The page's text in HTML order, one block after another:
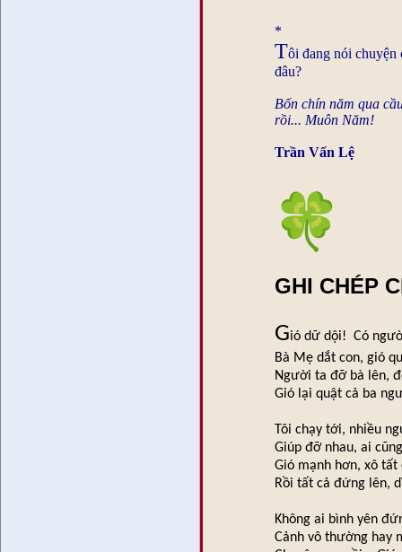
*
Tôi đang nói chuyện
đâu?
Bốn chín năm qua
rồi... Muôn Năm!
Trần Vấn Lệ
GHI CHÉP
Gió dữ dội! Có
Bà Mẹ dắt con, gió
Người ta đỡ bà lên,
Gió lại quật cả ba
Tôi chạy tới, nhiều
Giúp đỡ nhau, ai
Gió mạnh hơn, xô tất
Rồi tất cả đứng lên,
Không ai bình yên
Cảnh vô thường hay